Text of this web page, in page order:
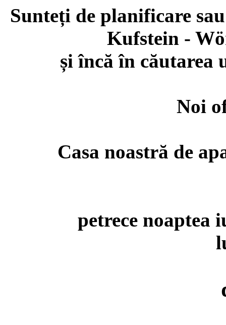
Sunteți de planificare
Kufstein -
și încă în căutarea
Noi
Casa noastră de
petrece noaptea